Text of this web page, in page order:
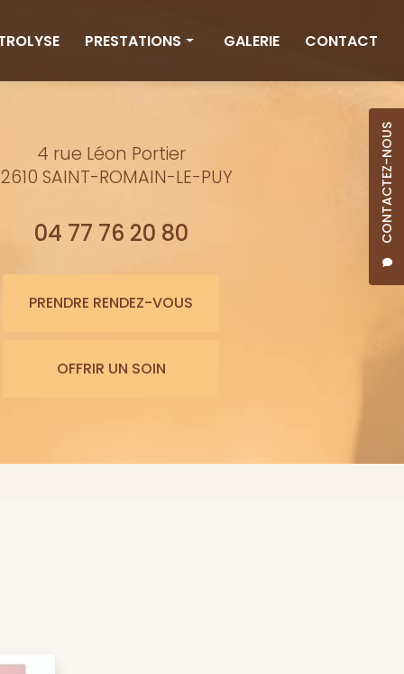
CONTACTEZ-NOUS
PRESTATIONS
Minceur
Bienfaits de l'eau
GALERIE CONTACT
4 rue Léon Portier
SAINT-ROMAIN-LE-PUY
04 77 76 20 80
PRENDRE RENDEZ-VOUS
OFFRIR UN SOIN